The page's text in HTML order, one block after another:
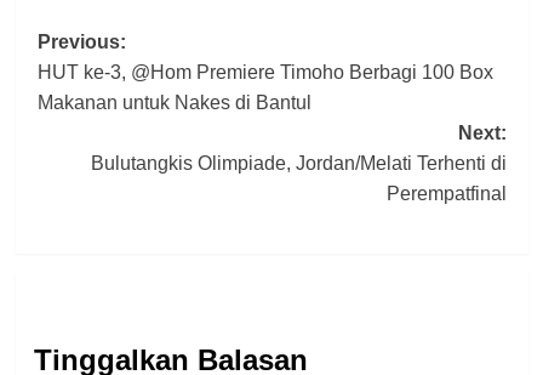
Post
navigation
Previous:
HUT ke-3, @Hom Premiere Timoho Berbagi 100 Box
Makanan untuk Nakes di Bantul
Next:
Bulutangkis Olimpiade, Jordan/Melati Terhenti di
Perempatfinal
Tinggalkan Balasan